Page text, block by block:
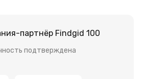
партнёр Findgid 100
подтверждена